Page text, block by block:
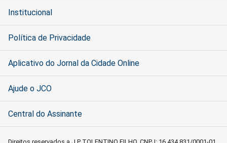
Institucional
Política de Privacidade
Aplicativo do Jornal da Cidade Online
Ajude o JCO
Central do Assinante